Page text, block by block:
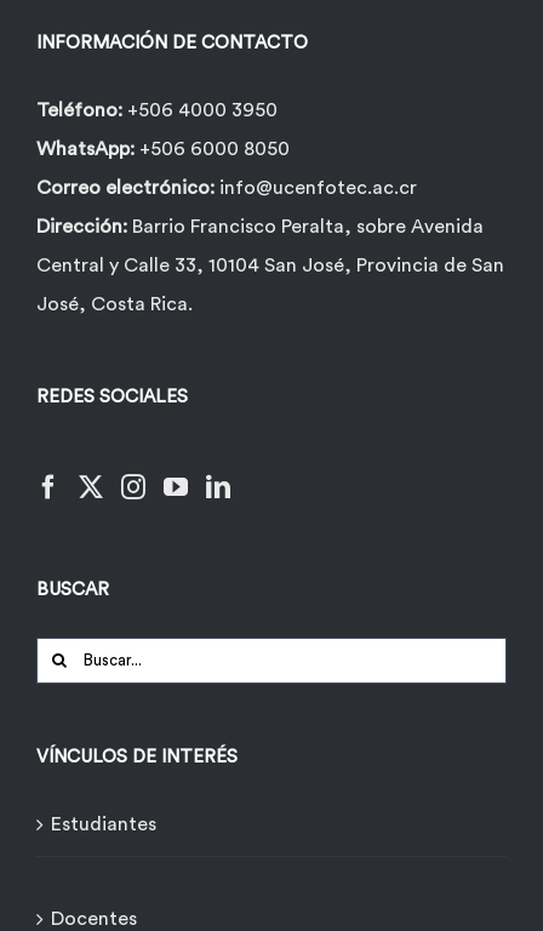
INFORMACIÓN DE CONTACTO
Teléfono: +506 4000 3950
WhatsApp: +506 6000 8050
Correo electrónico: info@ucenfotec.ac.cr
Dirección: Barrio Francisco Peralta, sobre Avenida
Central y Calle 33, 10104 San José, Provincia de San
José, Costa Rica.
REDES SOCIALES
BUSCAR
Buscar:
VÍNCULOS DE INTERÉS
Estudiantes
Docentes